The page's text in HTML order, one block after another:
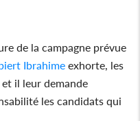
de la campagne prévue
Ibrahime exhorte, les
il leur demande
les candidats qui